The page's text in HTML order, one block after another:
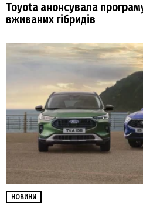
Toyota анонсувала
вживаних гібридів
НОВИНИ